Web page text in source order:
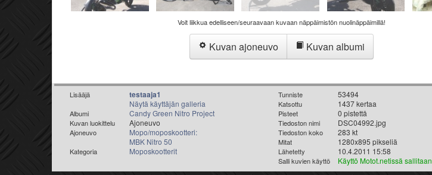
Voit liikkua edelliseen/seuraavaan kuvaan näppäimistön nuolinäppäimillä!
Kuvan ajoneuvo Kuvan albumi
Lisääjä testaaja1
Näytä käyttäjän galleria
Albumi Candy Green Nitro Project
Kuvan luokittelu Ajoneuvo
Ajoneuvo
Mopo/moposkootteri:
MBK Nitro 50
Kategoria Moposkootterit
Tunniste 53494
Katsottu 1437 kertaa
Pisteet 0 pistettä
Tiedoston nimi DSC04992.jpg
Tiedoston koko 283 kt
Mitat 1280x895 pikseliä
Lähetetty 10.4.2011 15:58
Salli kuvien käyttö Käyttö Motot.netissä sallitaan